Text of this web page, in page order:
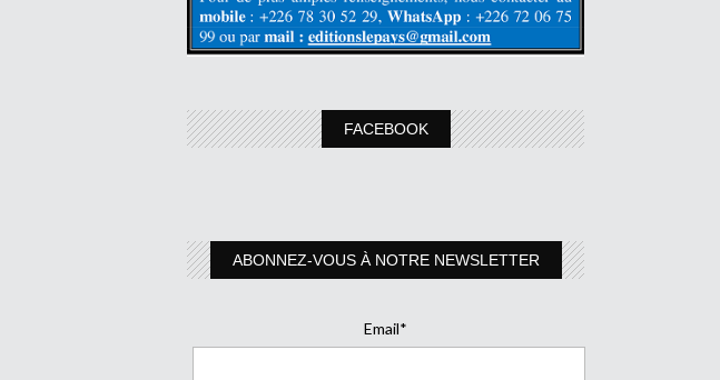
FACEBOOK
ABONNEZ-VOUS À NOTRE NEWSLETTER
Email*